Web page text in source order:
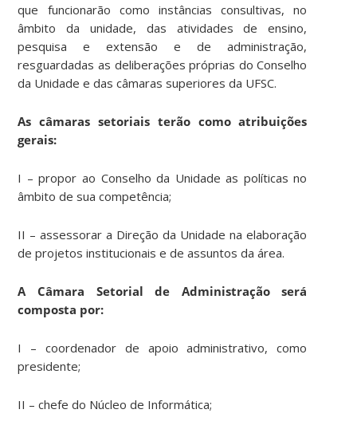
que funcionarão como instâncias consultivas, no
âmbito da unidade, das atividades de ensino,
pesquisa e extensão e de administração,
resguardadas as deliberações próprias do Conselho
da Unidade e das câmaras superiores da UFSC.
As câmaras setoriais terão como atribuições
gerais:
I – propor ao Conselho da Unidade as políticas no
âmbito de sua competência;
II – assessorar a Direção da Unidade na elaboração
de projetos institucionais e de assuntos da área.
A Câmara Setorial de Administração será
composta por:
I – coordenador de apoio administrativo, como
presidente;
II – chefe do Núcleo de Informática;